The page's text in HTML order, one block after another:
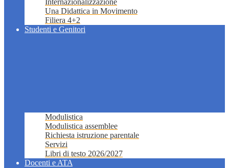
Internazionalizzazione
Una Didattica in Movimento
Filiera 4+2
Studenti e Genitori
Modulistica
Modulistica assemblee
Richiesta istruzione parentale
Servizi
Libri di testo 2026/2027
Docenti e ATA